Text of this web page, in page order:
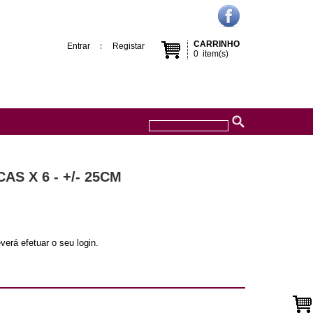
CARRINHO
0 item(s)
Entrar Registar
X 6 - +/- 25CM
efetuar o seu login.